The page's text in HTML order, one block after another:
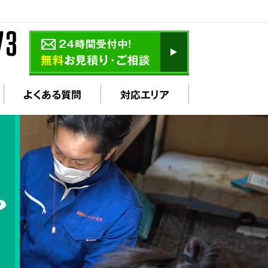
よくある質問 対応エリア